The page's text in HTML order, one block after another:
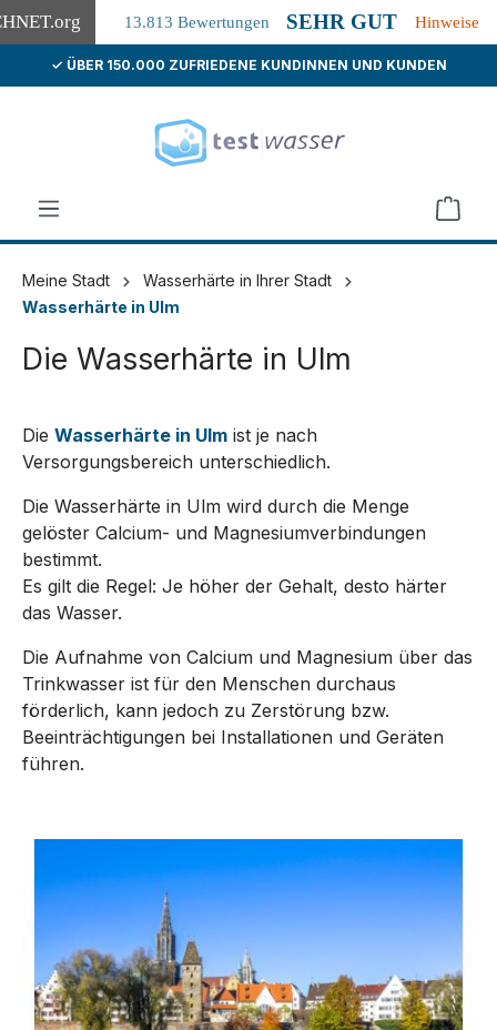
.org 13.813 Bewertungen SEHR GUT Hinweise
springen
✓ ÜBER 150.000 ZUFRIEDENE KUNDINNEN UND KUNDEN
Meine Stadt
Wasserhärte in Ihrer Stadt
Wasserhärte in Ulm
Die Wasserhärte in Ulm
Die Wasserhärte in Ulm ist je nach
Versorgungsbereich unterschiedlich.
Die Wasserhärte in Ulm wird durch die Menge
gelöster Calcium- und Magnesiumverbindungen
bestimmt.
Es gilt die Regel: Je höher der Gehalt, desto härter
das Wasser.
Die Aufnahme von Calcium und Magnesium über das
Trinkwasser ist für den Menschen durchaus
förderlich, kann jedoch zu Zerstörung bzw.
Beeinträchtigungen bei Installationen und Geräten
führen.